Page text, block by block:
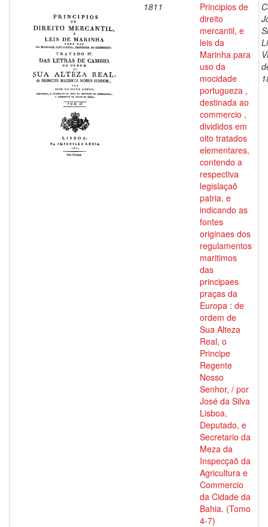
1811
Principios de
direito
mercantil, e
leis da
Marinha para
uso da
mocidade
portugueza ,
destinada ao
commercio ,
divididos em
oito tratados
elementares,
contendo a
respectiva
legislaçaõ
patria, e
indicando as
fontes
originaes dos
regulamentos
maritimos
das
principaes
praças da
Europa : de
ordem de
Sua Alteza
Real, o
Principe
Regente
Nosso
Senhor, / por
José da Silva
Lisboa,
Deputado, e
Secretario da
Meza da
Inspecçaõ da
Agricultura e
Commercio
da Cidade da
Bahia. (Tomo
4-7)